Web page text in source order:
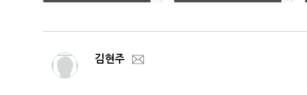
안할 듯"
증 427명
김현주